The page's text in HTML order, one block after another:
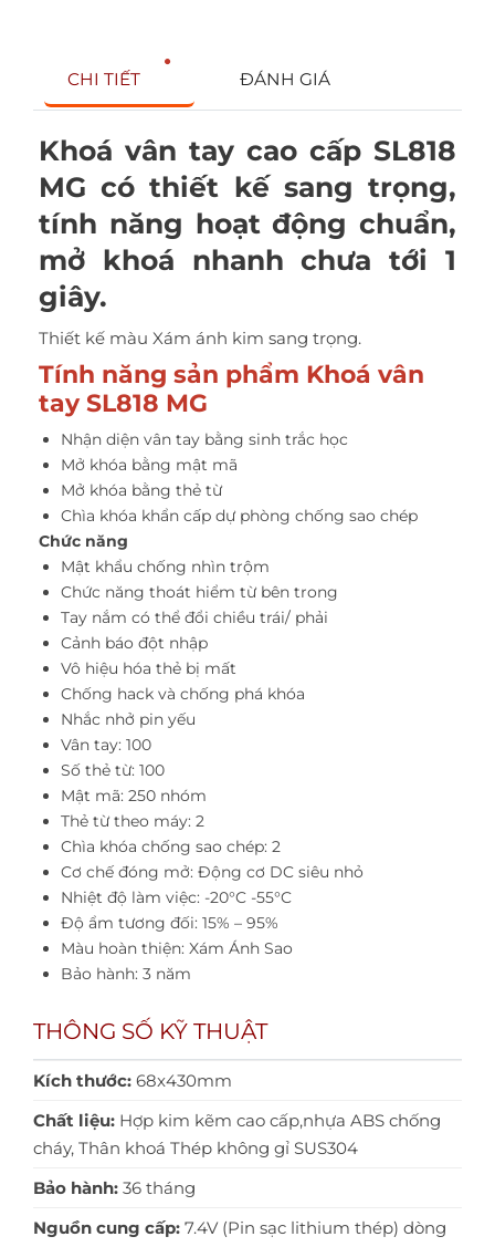
CHI TIẾT ĐÁNH GIÁ
Khoá vân tay cao cấp SL818
MG có thiết kế sang trọng,
tính năng hoạt động chuẩn,
mở khoá nhanh chưa tới 1
giây.
Thiết kế màu Xám ánh kim sang trọng.
Tính năng sản phẩm Khoá vân
tay SL818 MG
Nhận diện vân tay bằng sinh trắc học
Mở khóa bằng mật mã
Mở khóa bằng thẻ từ
Chìa khóa khẩn cấp dự phòng chống sao chép
Chức năng
Mật khẩu chống nhìn trộm
Chức năng thoát hiểm từ bên trong
Tay nắm có thể đổi chiều trái/ phải
Cảnh báo đột nhập
Vô hiệu hóa thẻ bị mất
Chống hack và chống phá khóa
Nhắc nhở pin yếu
Vân tay: 100
Số thẻ từ: 100
Mật mã: 250 nhóm
Thẻ từ theo máy: 2
Chìa khóa chống sao chép: 2
Cơ chế đóng mở: Động cơ DC siêu nhỏ
Nhiệt độ làm việc: -20°C -55°C
Độ ẩm tương đối: 15% – 95%
Màu hoàn thiện: Xám Ánh Sao
Bảo hành: 3 năm
THÔNG SỐ KỸ THUẬT
Kích thước: 68x430mm
Chất liệu: Hợp kim kẽm cao cấp,nhựa ABS chống
cháy, Thân khoá Thép không gỉ SUS304
Bảo hành: 36 tháng
Nguồn cung cấp: 7.4V (Pin sạc lithium thép) dòng